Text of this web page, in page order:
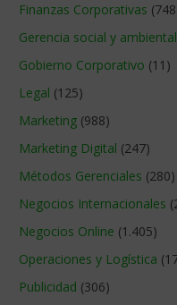
Finanzas Corporativas
Gerencia social y ambiental
Gobierno Corporativo (11)
Legal (125)
Marketing (988)
Marketing Digital (247)
Métodos Gerenciales (280)
Negocios Internacionales
Negocios Online (1.405)
Operaciones y Logística
Publicidad (306)